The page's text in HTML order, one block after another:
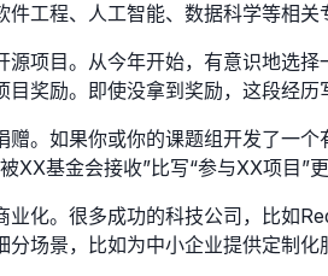
件工程、人工智能、数据科学等相关
源项目。从今年开始，有意识地选
目奖励。即使没拿到奖励，这段经
赠。如果你或你的课题组开发了一
XX基金会接收”比写“参与XX项目”更
业化。很多成功的科技公司，比如
分场景，比如为中小企业提供定制